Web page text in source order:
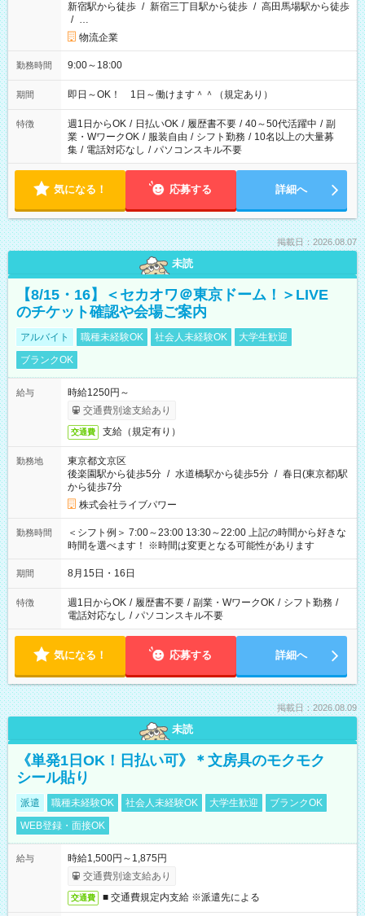
新宿駅から徒歩 / 新宿三丁目駅から徒歩 / 高田馬場駅から徒歩
/ …
物流企業
勤務時間 9:00～18:00
期間 即日～OK！ 1日～働けます＾＾（規定あり）
特徴 週1日からOK / 日払いOK / 履歴書不要 / 40～50代活躍中 / 副
業・WワークOK / 服装自由 / シフト勤務 / 10名以上の大量募
集 / 電話対応なし / パソコンスキル不要
気になる！ 応募する 詳細へ
掲載日：2026.08.07
未読
【8/15・16】＜セカオワ＠東京ドーム！＞LIVE
のチケット確認や会場ご案内
アルバイト 職種未経験OK 社会人未経験OK
大学生歓迎
ブランクOK
給与
時給1250円～
交通費別途支給あり
交通費 支給（規定有り）
勤務地
東京都文京区
後楽園駅から徒歩5分 / 水道橋駅から徒歩5分 / 春日(東京都)駅
から徒歩7分
株式会社ライブパワー
勤務時間
＜シフト例＞ 7:00～23:00 13:30～22:00 上記の時間から好きな
時間を選べます！ ※時間は変更となる可能性があります
期間 8月15日・16日
特徴 週1日からOK / 履歴書不要 / 副業・WワークOK / シフト勤務 /
電話対応なし / パソコンスキル不要
気になる！ 応募する 詳細へ
掲載日：2026.08.09
未読
《単発1日OK！日払い可》＊文房具のモクモク
シール貼り
派遣 職種未経験OK 社会人未経験OK 大学生歓迎
ブランクOK
WEB登録・面接OK
給与
時給1,500円～1,875円
交通費別途支給あり
交通費 ■ 交通費規定内支給 ※派遣先による